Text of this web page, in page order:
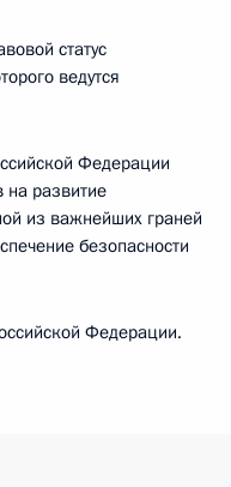
статус
ведутся
Федерации
на развитие
из важнейших граней
безопасности
Федерации.